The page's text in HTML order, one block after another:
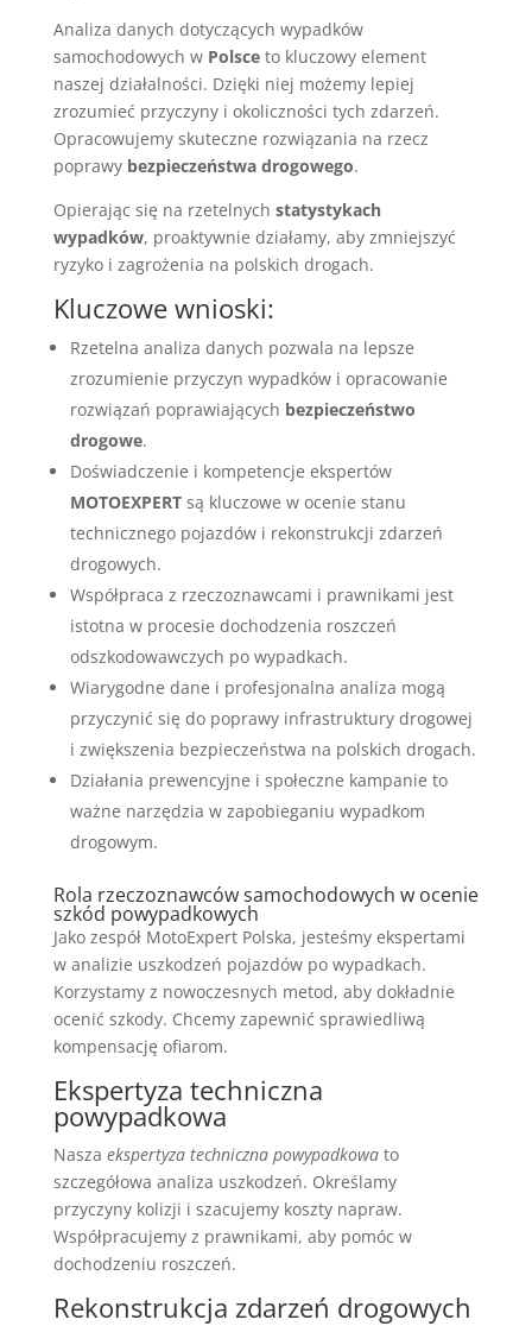
Analiza danych dotyczących wypadków
samochodowych w Polsceto kluczowy element
naszej działalności. Dzięki niej możemy lepiej
zrozumieć przyczyny i okoliczności tych zdarzeń.
Opracowujemy skuteczne rozwiązania na rzecz
poprawy bezpieczeństwa drogowego.
Opierając się na rzetelnych statystykach
wypadków, proaktywnie działamy, aby zmniejszyć
ryzyko i zagrożenia na polskich drogach.
Kluczowe wnioski:
Rzetelna analiza danych pozwala na lepsze
zrozumienie przyczyn wypadków i opracowanie
rozwiązań poprawiających bezpieczeństwo
drogowe.
Doświadczenie i kompetencje ekspertów
MOTOEXPERTsą kluczowe w ocenie stanu
technicznego pojazdów i rekonstrukcji zdarzeń
drogowych.
Współpraca z rzeczoznawcami i prawnikami jest
istotna w procesie dochodzenia roszczeń
odszkodowawczych po wypadkach.
Wiarygodne dane i profesjonalna analiza mogą
przyczynić się do poprawy infrastruktury drogowej
i zwiększenia bezpieczeństwa na polskich drogach.
Działania prewencyjne i społeczne kampanie to
ważne narzędzia w zapobieganiu wypadkom
drogowym.
Rola rzeczoznawców samochodowych w ocenie
szkód powypadkowych
Jako zespół MotoExpert Polska, jesteśmy ekspertami
w analizie uszkodzeń pojazdów po wypadkach.
Korzystamy z nowoczesnych metod, aby dokładnie
ocenić szkody. Chcemy zapewnić sprawiedliwą
kompensację ofiarom.
Ekspertyza techniczna
powypadkowa
Nasza ekspertyza techniczna powypadkowato
szczegółowa analiza uszkodzeń. Określamy
przyczyny kolizji i szacujemy koszty napraw.
Współpracujemy z prawnikami, aby pomóc w
dochodzeniu roszczeń.
Rekonstrukcja zdarzeń drogowych